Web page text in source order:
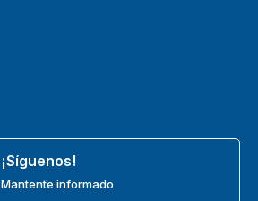
¡Síguenos!
Mantente informado